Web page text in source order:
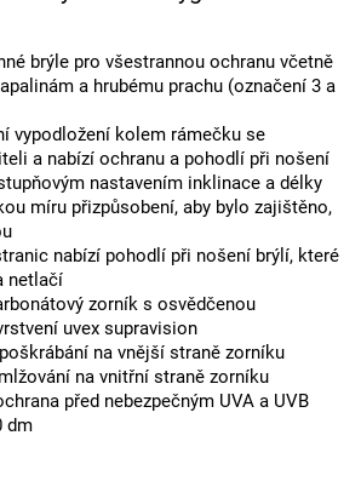
brýle pro všestrannou ochranu včetně
a hrubému prachu (označení 3 a
vypodložení kolem rámečku se
a nabízí ochranu a pohodlí při nošení
nastavením inklinace a délky
míru přizpůsobení, aby bylo zajištěno,
nabízí pohodlí při nošení brýlí, které
netlačí
zorník s osvědčenou
uvex supravision
na vnější straně zorníku
na vnitřní straně zorníku
před nebezpečným UVA a UVB
dm